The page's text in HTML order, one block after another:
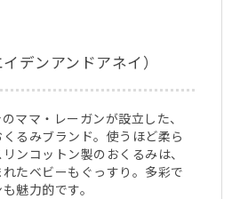
デンアンドアネイ）
ママ・レーガンが設立した、
るみブランド。使うほど柔ら
ンコットン製のおくるみは、
たベビーもぐっすり。多彩で
魅力的です。